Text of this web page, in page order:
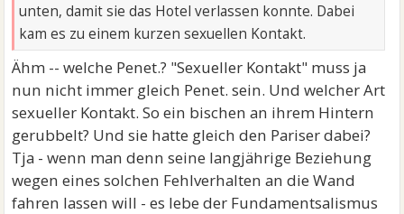
unten, damit sie das Hotel verlassen konnte. Dabei
kam es zu einem kurzen sexuellen Kontakt.
Ähm -- welche Penet.? "Sexueller Kontakt" muss ja
nun nicht immer gleich Penet. sein. Und welcher Art
sexueller Kontakt. So ein bischen an ihrem Hintern
gerubbelt? Und sie hatte gleich den Pariser dabei?
Tja - wenn man denn seine langjährige Beziehung
wegen eines solchen Fehlverhalten an die Wand
fahren lassen will - es lebe der Fundamentsalismus